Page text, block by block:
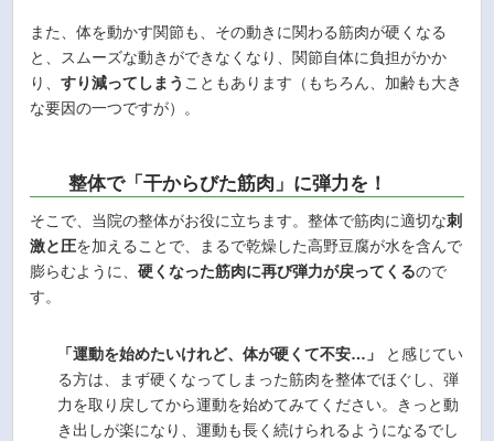
また、体を動かす関節も、その動きに関わる筋肉が硬くなる
と、スムーズな動きができなくなり、関節自体に負担がかか
り、すり減ってしまう こともあります（もちろん、加齢も大き
な要因の一つですが）。
整体で「干からびた筋肉」に弾力を！
そこで、当院の整体がお役に立ちます。整体で筋肉に適切な刺
激と圧を加えることで、まるで乾燥した高野豆腐が水を含んで
膨らむように、硬くなった筋肉に再び弾力が戻ってくるので
す。
「運動を始めたいけれど、体が硬くて不安…」
と感じてい
る方は、まず硬くなってしまった筋肉を整体でほぐし、弾
力を取り戻してから運動を始めてみてください。きっと動
き出しが楽になり、運動も長く続けられるようになるでし